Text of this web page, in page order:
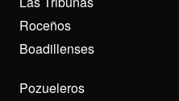
Roceños
Boadillenses
Pozueleros